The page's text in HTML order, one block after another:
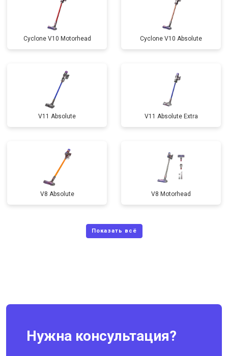
Cyclone V10 Motorhead Cyclone V10 Absolute
V11 Absolute V11 Absolute Extra
V8 Absolute V8 Motorhead
Нужна консультация?